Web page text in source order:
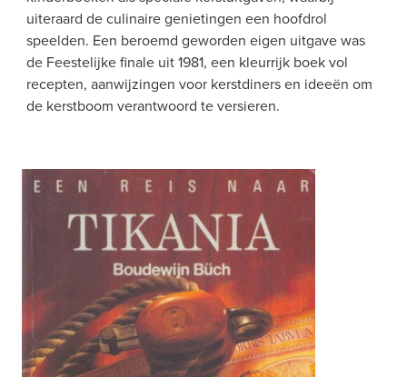
uiteraard de culinaire genietingen een hoofdrol
speelden. Een beroemd geworden eigen uitgave was
de Feestelijke finale uit 1981, een kleurrijk boek vol
recepten, aanwijzingen voor kerstdiners en ideeën om
de kerstboom verantwoord te versieren.